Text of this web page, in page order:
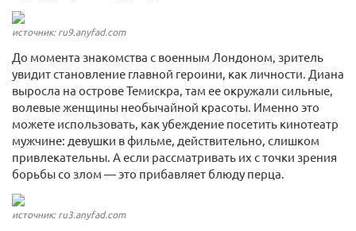
источник: ru9.anyfad.com
До момента знакомства с военным Лондоном, зритель
увидит становление главной героини, как личности. Диана
выросла на острове Темискра, там ее окружали сильные,
волевые женщины необычайной красоты. Именно это
можете использовать, как убеждение посетить кинотеатр
мужчине: девушки в фильме, действительно, слишком
привлекательны. А если рассматривать их с точки зрения
борьбы со злом — это прибавляет блюду перца.
источник: ru3.anyfad.com